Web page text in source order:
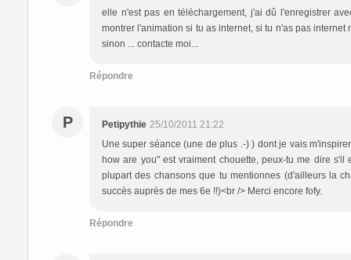
elle n'est pas en téléchargement, j'ai dû l'enregistrer
montrer l'animation si tu as internet, si tu n'as pas
sinon ... contacte moi...
Répondre
P Petipythie 25/10/2011 21:22
Une super séance (une de plus .-) ) dont je vais
how are you" est vraiment chouette, peux-tu me dire
plupart des chansons que tu mentionnes (d'ailleurs la
succès auprès de mes 6e !!)<br /> Merci encore fofy.
Répondre